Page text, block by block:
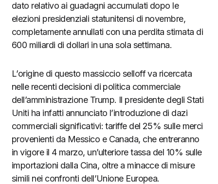
dato relativo ai guadagni accumulati dopo le
elezioni presidenziali statunitensi di novembre,
completamente annullati con una perdita stimata di
600 miliardi di dollari in una sola settimana.
L’origine di questo massiccio selloff va ricercata
nelle recenti decisioni di politica commerciale
dell’amministrazione Trump. Il presidente degli Stati
Uniti ha infatti annunciato l’introduzione di dazi
commerciali significativi: tariffe del 25% sulle merci
provenienti da Messico e Canada, che entreranno
in vigore il 4 marzo, un’ulteriore tassa del 10% sulle
importazioni dalla Cina, oltre a minacce di misure
simili nei confronti dell’Unione Europea.